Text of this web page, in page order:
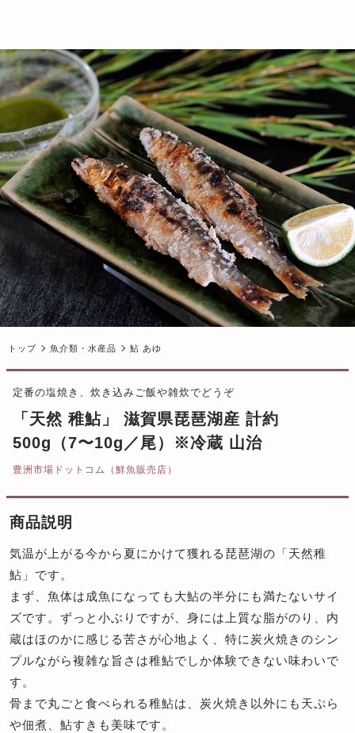
トップ 魚介類・水産品 鮎 あゆ
定番の塩焼き、炊き込みご飯や雑炊でどうぞ
「天然 稚鮎」 滋賀県琵琶湖産 計約
500g（7〜10g／尾）※冷蔵 山治
豊洲市場ドットコム（鮮魚販売店）
商品説明
気温が上がる今から夏にかけて獲れる琵琶湖の「天然稚
鮎」です。
まず、魚体は成魚になっても大鮎の半分にも満たないサイ
ズです。ずっと小ぶりですが、身には上質な脂がのり、内
蔵はほのかに感じる苦さが心地よく、特に炭火焼きのシン
プルながら複雑な旨さは稚鮎でしか体験できない味わいで
す。
骨まで丸ごと食べられる稚鮎は、炭火焼き以外にも天ぷら
や佃煮、鮎すきも美味です。